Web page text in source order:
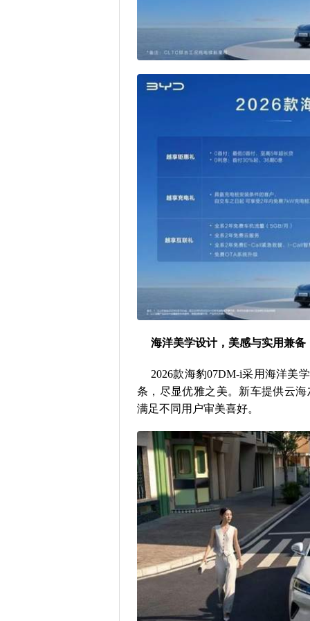
海洋美学设计，美感与实用兼备
2026款海豹07DM-i采用海洋美
条，尽显优雅之美。新车提供云
满足不同用户审美喜好。